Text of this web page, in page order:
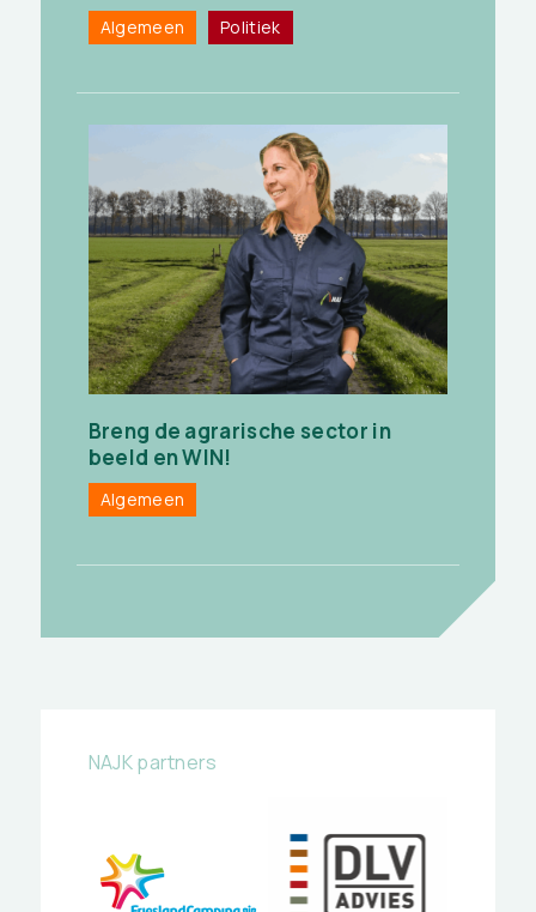
Algemeen Politiek
Breng de agrarische sector in
beeld en WIN!
Algemeen
NAJK partners